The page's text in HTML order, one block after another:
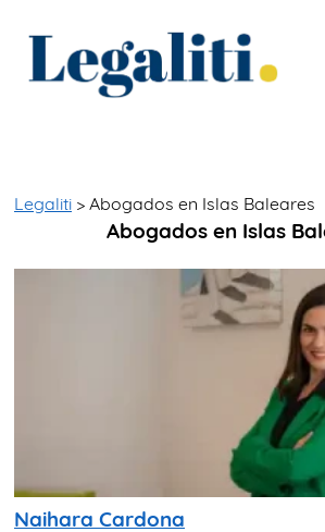
Legaliti > Abogados en Islas Baleares
Abogados en Islas
Naihara Cardona